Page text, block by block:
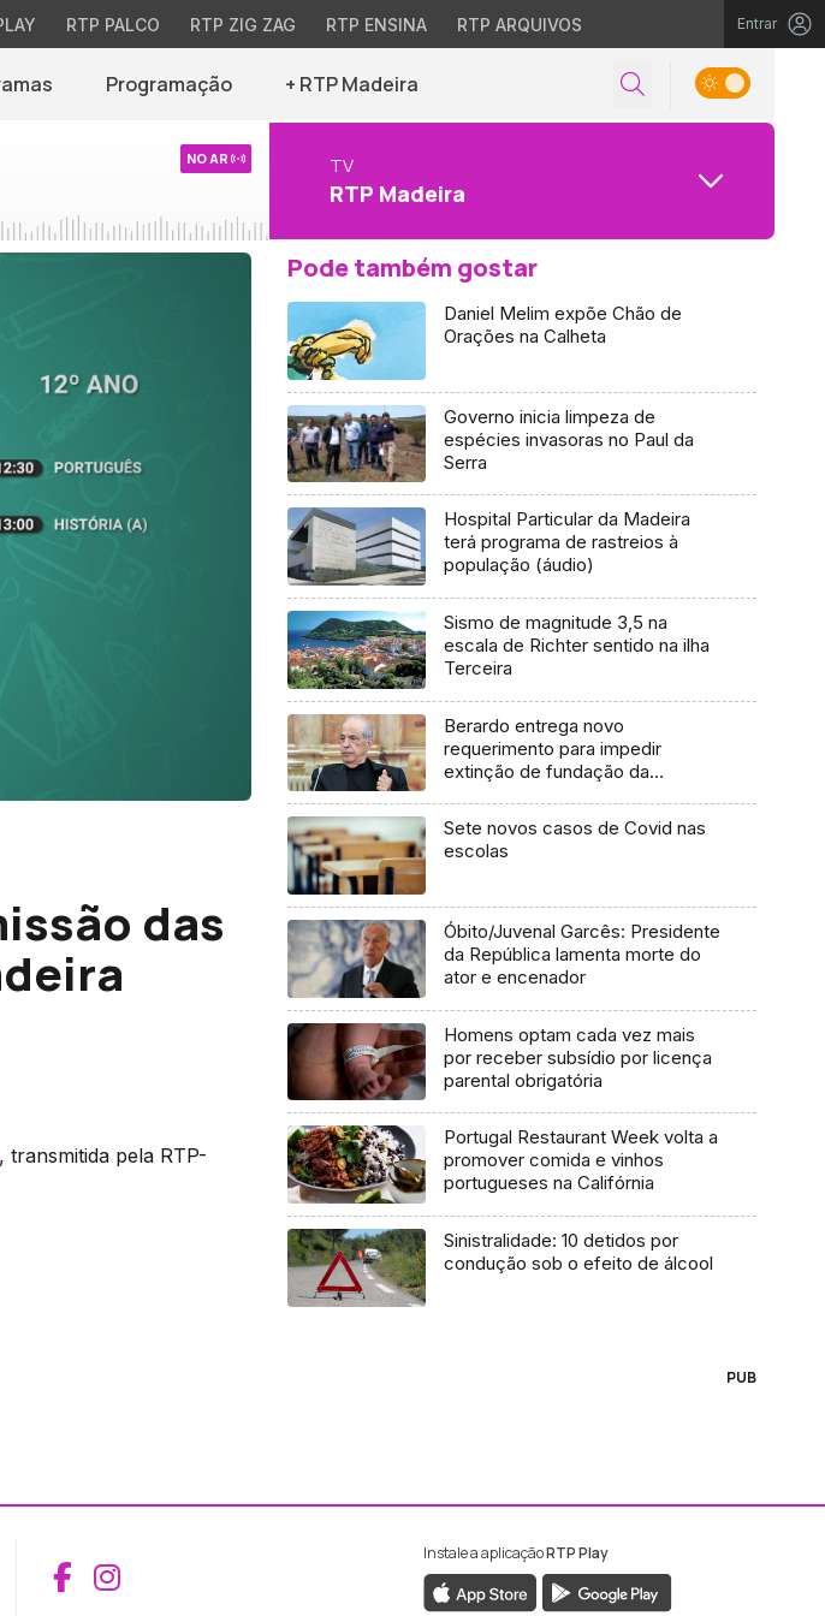
RTP PALCO RTP ZIG ZAG RTP ENSINA RTP ARQUIVOS Entrar
Programação + RTP Madeira
NO AR TV
RTP Madeira
das
, transmitida pela RTP-
Pode também gostar
Daniel Melim expõe Chão de
Orações na Calheta
Governo inicia limpeza de
espécies invasoras no Paul da
Serra
Hospital Particular da Madeira
terá programa de rastreios à
população (áudio)
Sismo de magnitude 3,5 na
escala de Richter sentido na ilha
Terceira
Berardo entrega novo
requerimento para impedir
extinção de fundação da
Sete novos casos de Covid nas
escolas
Óbito/Juvenal Garcês: Presidente
da República lamenta morte do
ator e encenador
Homens optam cada vez mais
por receber subsídio por licença
parental obrigatória
Portugal Restaurant Week volta a
promover comida e vinhos
portugueses na Califórnia
Sinistralidade: 10 detidos por
condução sob o efeito de álcool
PUB
Aceder ao Facebook da RTP Madeira
Aceder ao Instagram da RTP Madeira
Instale a aplicaçãoRTP Play